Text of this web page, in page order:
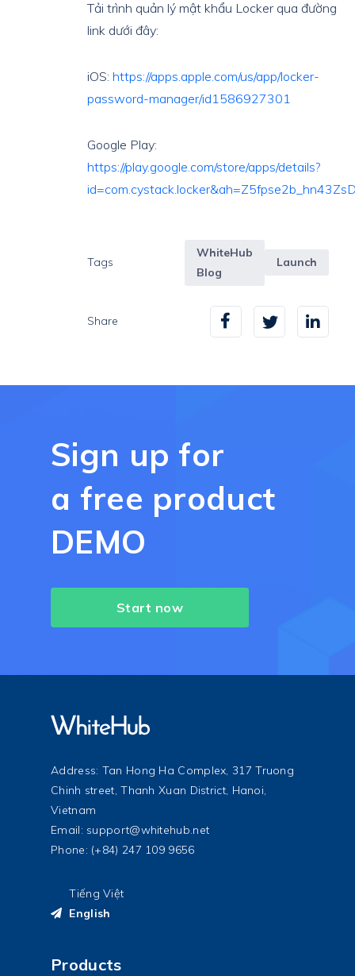
Tải trình quản lý mật khẩu Locker qua đường
link dưới đây:
iOS: https://apps.apple.com/us/app/locker-
password-manager/id1586927301
Google Play:
https://play.google.com/store/apps/details?
Tags
WhiteHub
Blog
Launch
Share
Sign up for
a free product
DEMO
Start now
Address: Tan Hong Ha Complex, 317 Truong
Chinh street, Thanh Xuan District, Hanoi,
Vietnam
Email: support@whitehub.net
Phone: (+84) 247 109 9656
Tiếng Việt
English
Products